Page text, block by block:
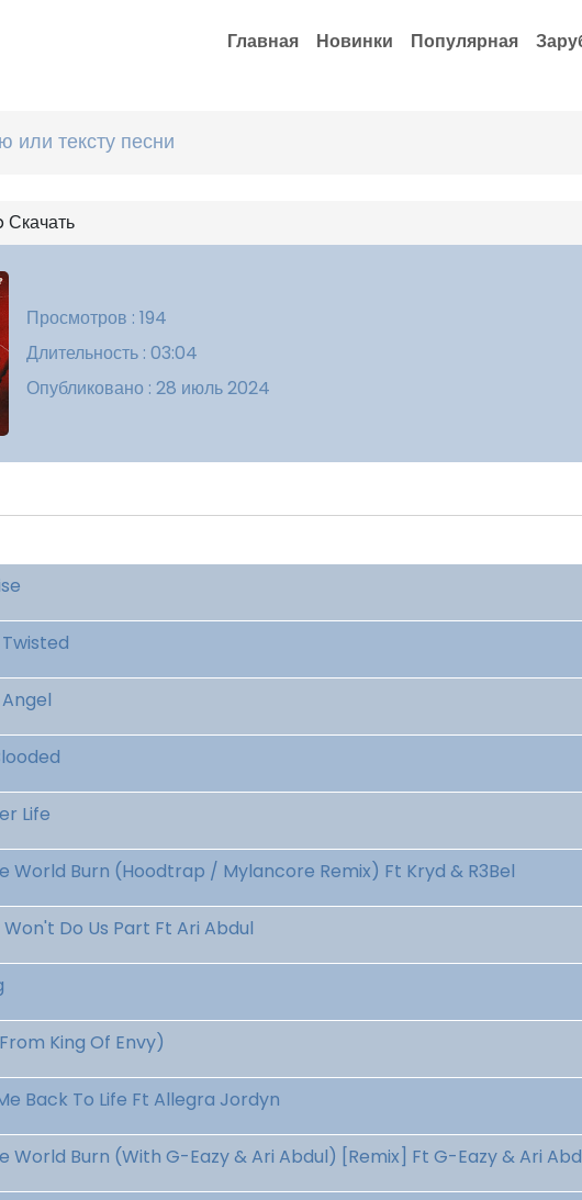
Главная Новинки Популярная
Просмотров : 194
Длительность : 03:04
Опубликовано : 28 июль 2024
Life
World Burn (Hoodtrap / Mylancore Remix) Ft Kryd & R3Bel
Do Us Part Ft Ari Abdul
King Of Envy)
Back To Life Ft Allegra Jordyn
World Burn (With G-Eazy & Ari Abdul) [Remix] Ft G-Eazy & Ari